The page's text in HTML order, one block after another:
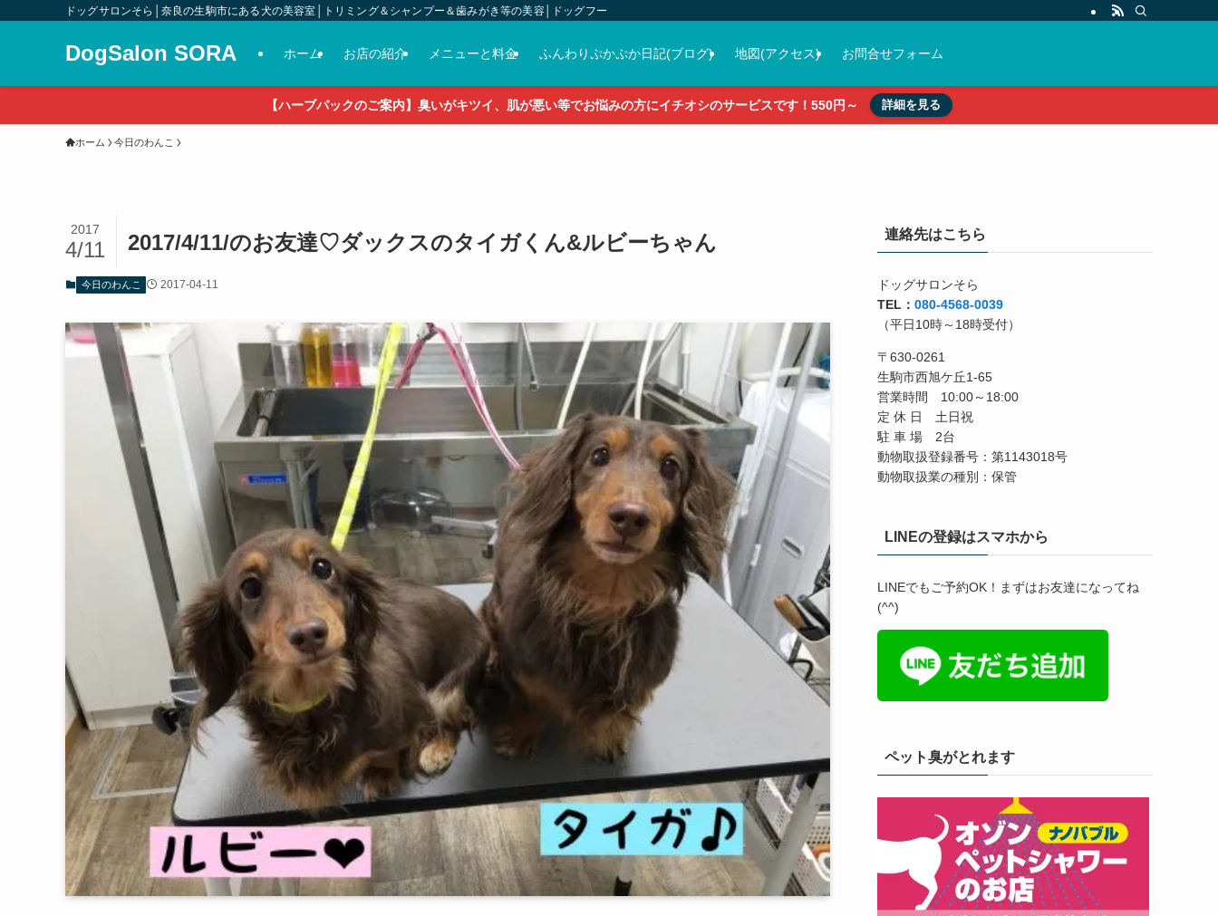
ドッグサロンそら│奈良の生駒市にある犬の美容室│トリミング＆シャンプー＆歯みがき等の美容│ドッグフード＆おやつ＆各種グッズの販売
DogSalon SORA ホーム お店の紹介 メニューと料金 ふんわりぷかぷか日記(ブログ) 地図(アクセス) お問合せフォーム
【ハーブパックのご案内】臭いがキツイ、肌が悪い等でお悩みの方にイチオシのサービスです！550円～ 詳細を見る
ホーム 今日のわんこ
2017/4/11/のお友達♡ダックスのタイガくん&ルビーちゃん
2017
4/11
今日のわんこ 2017-04-11
連絡先はこちら
ドッグサロンそら
TEL： 080-4568-0039
（平日10時～18時受付）
〒630-0261
生駒市西旭ケ丘1-65
営業時間 10:00～18:00
定 休 日 土日祝
駐 車 場 2台
動物取扱登録番号：第1143018号
動物取扱業の種別：保管
LINEの登録はスマホから
LINEでもご予約OK！まずはお友達になってね
(^^)
ペット臭がとれます